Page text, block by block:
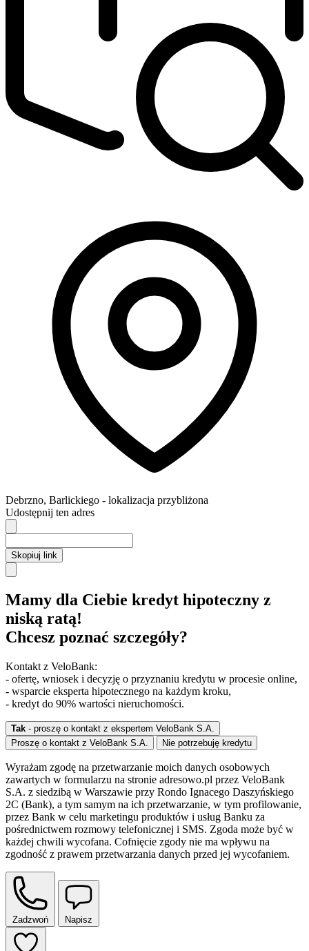
Debrzno, Barlickiego - lokalizacja przybliżona
Udostępnij ten adres
Skopiuj link
Mamy dla Ciebie kredyt hipoteczny z
niską ratą!
Chcesz poznać szczegóły?
Kontakt z VeloBank:
- ofertę, wniosek i decyzję o przyznaniu kredytu w procesie online,
- wsparcie eksperta hipotecznego na każdym kroku,
- kredyt do 90% wartości nieruchomości.
Tak - proszę o kontakt z ekspertem VeloBank S.A.
Proszę o kontakt z VeloBank S.A.
Nie potrzebuję kredytu
Wyrażam zgodę na przetwarzanie moich danych osobowych
zawartych w formularzu na stronie adresowo.pl przez VeloBank
S.A. z siedzibą w Warszawie przy Rondo Ignacego Daszyńskiego
2C (Bank), a tym samym na ich przetwarzanie, w tym profilowanie,
przez Bank w celu marketingu produktów i usług Banku za
pośrednictwem rozmowy telefonicznej i SMS. Zgoda może być w
każdej chwili wycofana. Cofnięcie zgody nie ma wpływu na
zgodność z prawem przetwarzania danych przed jej wycofaniem.
Zadzwoń Napisz